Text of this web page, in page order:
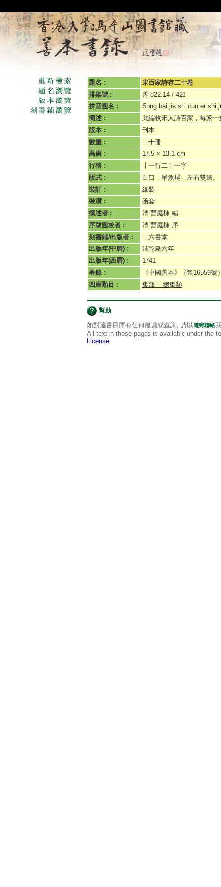
題名 :
宋百家詩存二十卷
排架號 :
善 822.14 / 421
拼音題名 :
Song bai jia shi cun er shi
簡述 :
此編收宋人詩百家，每家
版本 :
刊本
數量 :
二十冊
高廣 :
17.5 × 13.1 cm
行格 :
十一行二十一字
版式 :
白口，單魚尾，左右雙邊。
裝訂 :
線裝
裝潢 :
函套
撰述者 :
清 曹庭棟 編
序跋題校者 :
清 曹庭棟 序
刻書鋪/出版者 :
二六書堂
出版年(中曆) :
清乾隆六年
出版年(西曆) :
1741
著錄 :
《中國善本》（集16559號
四庫類目 :
集部 -- 總集類
幫助
如對這書目庫有任何建議或查詢, 請以電郵聯絡
All text in those pages is available under the
License.